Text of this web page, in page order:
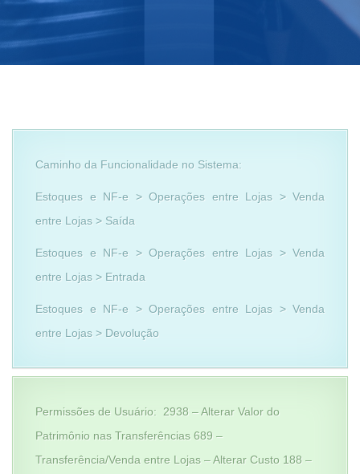
Caminho da Funcionalidade no Sistema:
Estoques e NF-e > Operações entre Lojas > Venda
entre Lojas > Saída
Estoques e NF-e > Operações entre Lojas > Venda
entre Lojas > Entrada
Estoques e NF-e > Operações entre Lojas > Venda
entre Lojas > Devolução
Permissões de Usuário: 2938 – Alterar Valor do
Patrimônio nas Transferências 689 –
Transferência/Venda entre Lojas – Alterar Custo 188 –